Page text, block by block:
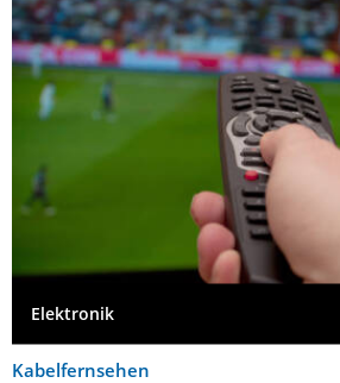
Elektronik
Kabelfernsehen